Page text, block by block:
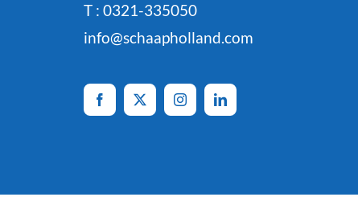
T : 0321-335050
info@schaapholland.com